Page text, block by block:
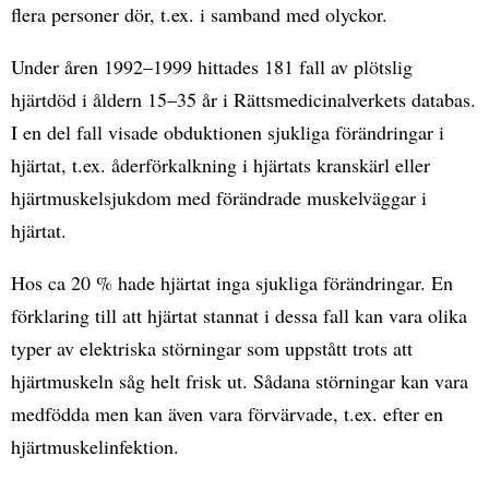
flera personer dör, t.ex. i samband med olyckor.
Under åren 1992–1999 hittades 181 fall av plötslig
hjärtdöd i åldern 15–35 år i Rättsmedicinalverkets databas.
I en del fall visade obduktionen sjukliga förändringar i
hjärtat, t.ex. åderförkalkning i hjärtats kranskärl eller
hjärtmuskelsjukdom med förändrade muskelväggar i
hjärtat.
Hos ca 20 % hade hjärtat inga sjukliga förändringar. En
förklaring till att hjärtat stannat i dessa fall kan vara olika
typer av elektriska störningar som uppstått trots att
hjärtmuskeln såg helt frisk ut. Sådana störningar kan vara
medfödda men kan även vara förvärvade, t.ex. efter en
hjärtmuskelinfektion.